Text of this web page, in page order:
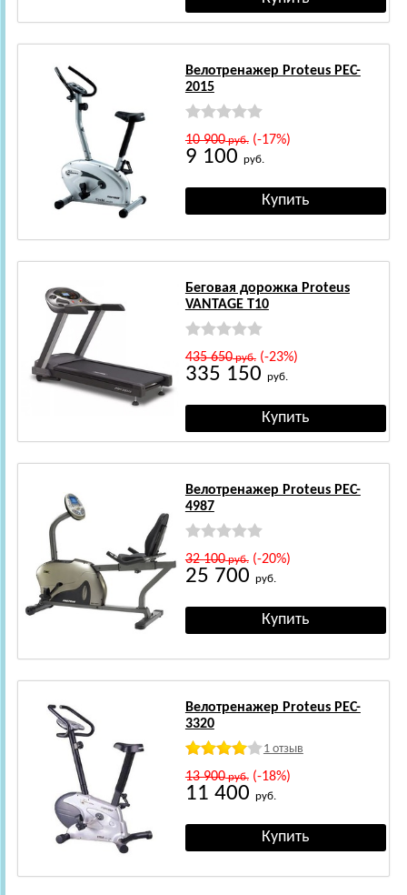
Велотренажер Proteus PEC-
2015
10 900руб.(-17%)
9 100 руб.
Беговая дорожка Proteus
VANTAGE T10
435 650руб.(-23%)
335 150 руб.
Велотренажер Proteus PEC-
4987
32 100руб.(-20%)
25 700 руб.
Велотренажер Proteus PEC-
3320
1 отзыв
13 900руб.(-18%)
11 400 руб.